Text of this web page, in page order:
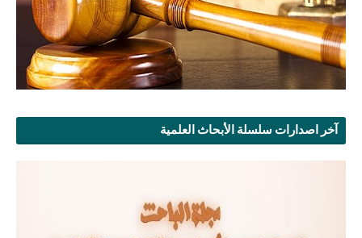
آخر اصدارات سلسلة الأبحاث العلمية